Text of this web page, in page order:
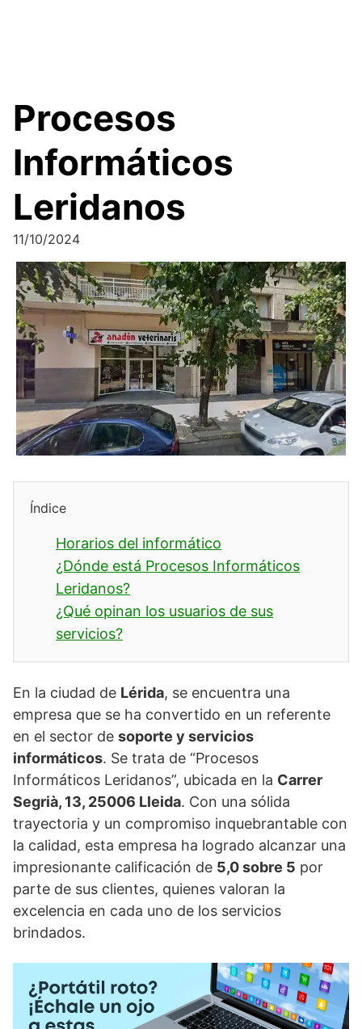
Procesos
Informáticos
Leridanos
11/10/2024
Índice
Horarios del informático
¿Dónde está Procesos Informáticos
Leridanos?
¿Qué opinan los usuarios de sus
servicios?
En la ciudad de Lérida, se encuentra una
empresa que se ha convertido en un referente
en el sector de soporte y servicios
informáticos. Se trata de “Procesos
Informáticos Leridanos”, ubicada en la Carrer
Segrià, 13, 25006 Lleida. Con una sólida
trayectoria y un compromiso inquebrantable con
la calidad, esta empresa ha logrado alcanzar una
impresionante calificación de 5,0 sobre 5 por
parte de sus clientes, quienes valoran la
excelencia en cada uno de los servicios
brindados.